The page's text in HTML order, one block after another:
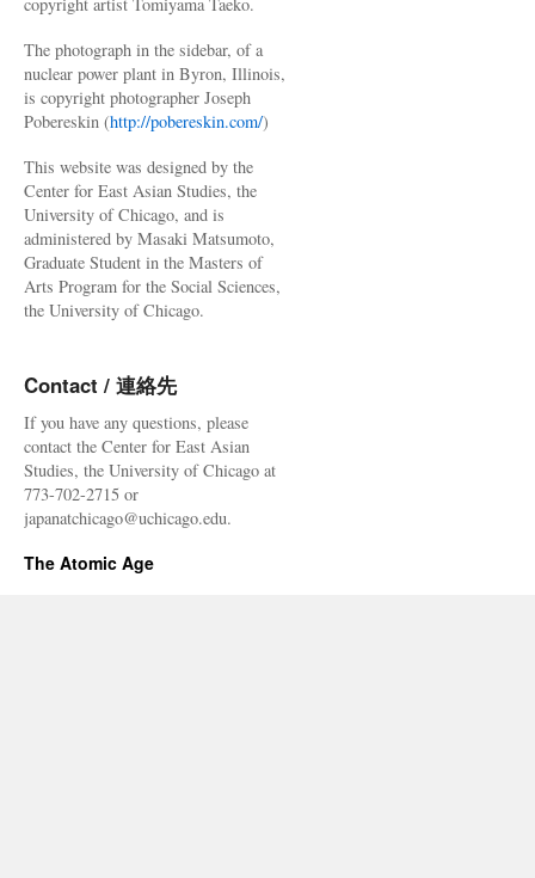
The photograph in the sidebar, of a
nuclear power plant in Byron, Illinois,
is copyright photographer Joseph
Pobereskin (http://pobereskin.com/)
This website was designed by the
Center for East Asian Studies, the
University of Chicago, and is
administered by Masaki Matsumoto,
Graduate Student in the Masters of
Arts Program for the Social Sciences,
the University of Chicago.
Contact / 連絡先
If you have any questions, please
contact the Center for East Asian
Studies, the University of Chicago at
773-702-2715 or
japanatchicago@uchicago.edu.
The Atomic Age